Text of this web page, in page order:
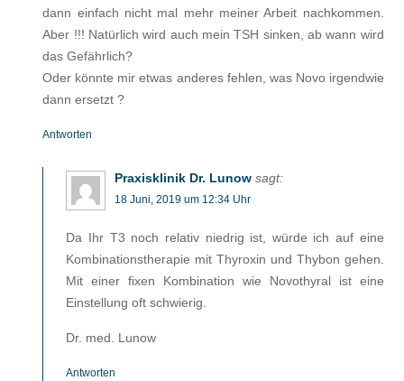
dann einfach nicht mal mehr meiner Arbeit nachkommen.
Aber !!! Natürlich wird auch mein TSH sinken, ab wann wird
das Gefährlich?
Oder könnte mir etwas anderes fehlen, was Novo irgendwie
dann ersetzt ?
Antworten
Praxisklinik Dr. Lunow sagt:
18 Juni, 2019 um 12:34 Uhr
Da Ihr T3 noch relativ niedrig ist, würde ich auf eine
Kombinationstherapie mit Thyroxin und Thybon gehen.
Mit einer fixen Kombination wie Novothyral ist eine
Einstellung oft schwierig.
Dr. med. Lunow
Antworten